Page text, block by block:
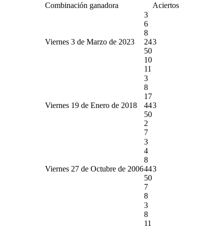
Combinación ganadora Aciertos
Viernes 3 de Marzo de 2023
3
6
8
24
50
10
11
3
Viernes 19 de Enero de 2018
3
8
17
44
50
2
7
3
Viernes 27 de Octubre de 2006
3
4
8
44
50
7
8
3
3
8
11